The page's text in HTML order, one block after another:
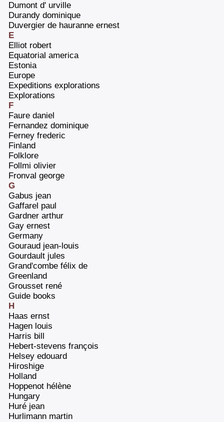
‎Dumont d' urville‎
‎Durandy dominique‎
‎Duvergier de hauranne ernest‎
E
‎Elliot robert‎
‎Equatorial america‎
‎Estonia‎
‎Europe‎
‎Expeditions explorations‎
‎Explorations‎
F
‎Faure daniel‎
‎Fernandez dominique‎
‎Ferney frederic‎
‎Finland‎
‎Folklore‎
‎Follmi olivier‎
‎Fronval george‎
G
‎Gabus jean‎
‎Gaffarel paul‎
‎Gardner arthur‎
‎Gay ernest‎
‎Germany‎
‎Gouraud jean-louis‎
‎Gourdault jules‎
‎Grand'combe félix de‎
‎Greenland‎
‎Grousset rené‎
‎Guide books‎
H
‎Haas ernst‎
‎Hagen louis‎
‎Harris bill‎
‎Hebert-stevens françois‎
‎Helsey edouard‎
‎Hiroshige‎
‎Holland‎
‎Hoppenot hélène‎
‎Hungary‎
‎Huré jean‎
‎Hurlimann martin‎